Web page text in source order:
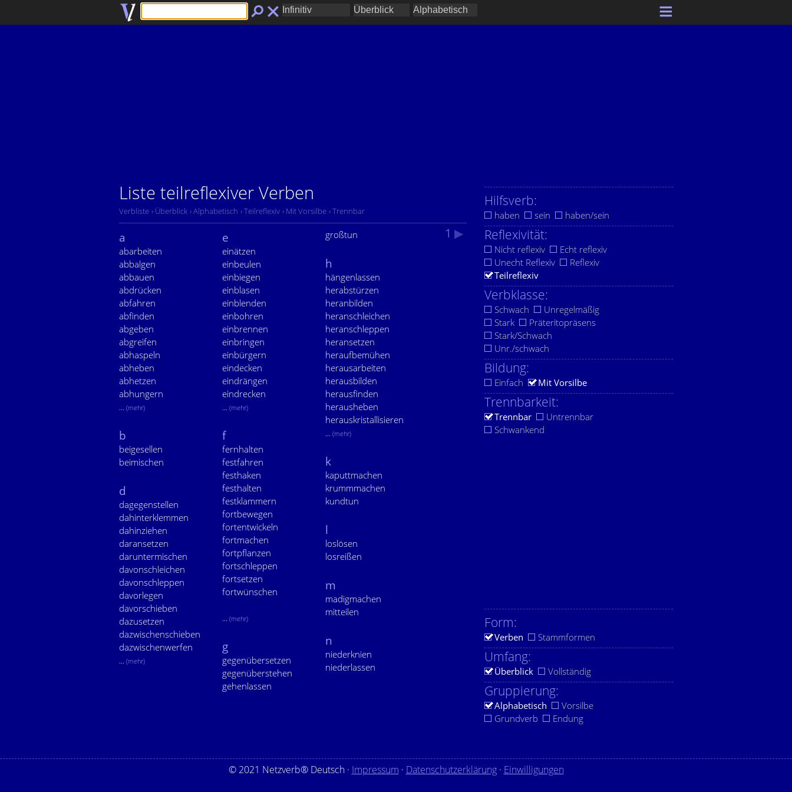
Liste teilreflexiver Verben
Verbliste › Überblick › Alphabetisch › Teilreflexiv › Mit Vorsilbe › Trennbar
1 ▶
a
abarbeiten
abbalgen
abbauen
abdrücken
abfahren
abfinden
abgeben
abgreifen
abhaspeln
abheben
abhetzen
abhungern
... (mehr)
b
beigesellen
beimischen
d
dagegenstellen
dahinterklemmen
dahinziehen
daransetzen
daruntermischen
davonschleichen
davonschleppen
davorlegen
davorschieben
dazusetzen
dazwischenschieben
dazwischenwerfen
... (mehr)
e
einätzen
einbeulen
einbiegen
einblasen
einblenden
einbohren
einbrennen
einbringen
einbürgern
eindecken
eindrängen
eindrecken
... (mehr)
f
fernhalten
festfahren
festhaken
festhalten
festklammern
fortbewegen
fortentwickeln
fortmachen
fortpflanzen
fortschleppen
fortsetzen
fortwünschen
... (mehr)
g
gegenübersetzen
gegenüberstehen
gehenlassen
großtun
h
hängenlassen
herabstürzen
heranbilden
heranschleichen
heranschleppen
heransetzen
heraufbemühen
herausarbeiten
herausbilden
herausfinden
herausheben
herauskristallisieren
... (mehr)
k
kaputtmachen
krummmachen
kundtun
l
loslösen
losreißen
m
madigmachen
mitteilen
n
niederknien
niederlassen
Hilfsverb:
haben sein haben/sein
Reflexivität:
Nicht reflexiv
Echt reflexiv
Unecht Reflexiv
Reflexiv
Teilreflexiv
Verbklasse:
Schwach
Unregelmäßig
Stark
Präteritopräsens
Stark/Schwach
Unr./schwach
Bildung:
Einfach Mit Vorsilbe
Trennbarkeit:
Trennbar
Untrennbar
Schwankend
Form:
Verben Stammformen
Umfang:
Überblick Vollständig
Gruppierung:
Alphabetisch
Vorsilbe
Grundverb
Endung
© 2021 Netzverb® Deutsch · Impressum · Datenschutzerklärung· Einwilligungen